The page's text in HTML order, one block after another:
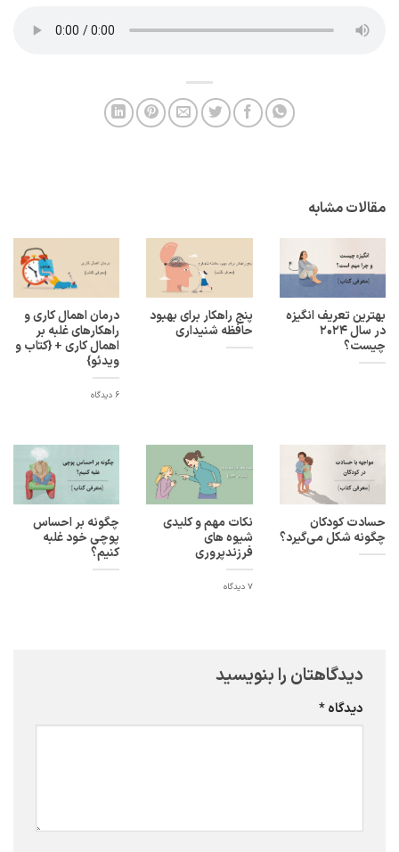
مقالات مشابه
بهترین تعریف انگیزه
در سال 2024
چیست؟
پنج راهکار برای بهبود
حافظه شنیداری
درمان اهمال کاری و
راهکارهای غلبه بر
اهمال کاری + {کتاب و
ویدئو}
6 دیدگاه
حسادت کودکان
چگونه شکل می‌گیرد؟
نکات مهم و کلیدی
شیوه های
فرزندپروری
7 دیدگاه
چگونه بر احساس
پوچی خود غلبه
کنیم؟
دیدگاهتان را بنویسید
دیدگاه*